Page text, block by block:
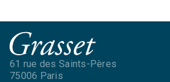
61 rue des Saints-Pères
75006 Paris